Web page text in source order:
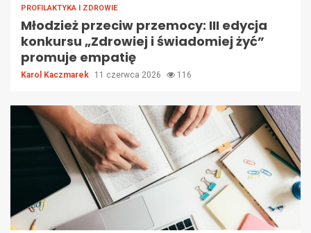
PROFILAKTYKA I ZDROWIE
Młodzież przeciw przemocy: III edycja
konkursu „Zdrowiej i świadomiej żyć”
promuje empatię
Karol Kaczmarek 11 czerwca 2026 116